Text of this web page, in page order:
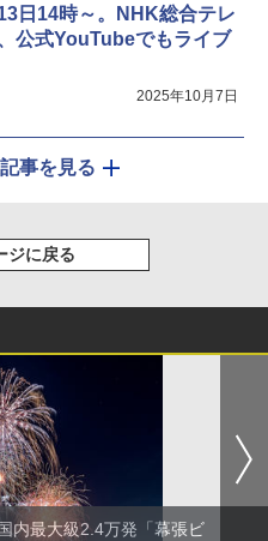
日14時～。NHK総合テレ
公式YouTubeでもライブ
2025年10月7日
事を見る
ジに戻る
内最大級2.4万発「幕張ビ